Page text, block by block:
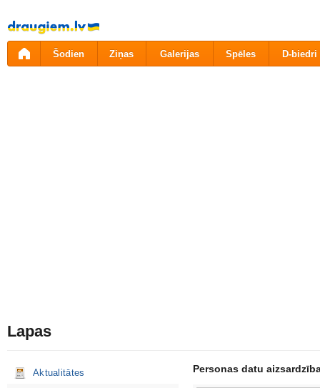
Pāriet
uz
saturu
Šodien Ziņas Galerijas Spēles D-biedri
Lapas
Aktualitātes
Personas datu